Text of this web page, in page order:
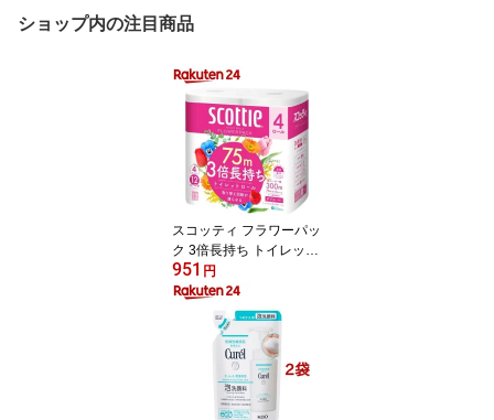
ショップ内の注目商品
スコッティ フラワーパッ
ク 3倍長持ち トイレット
ペーパー ダブル(75m×4
ロール)【3brnd-11】【D
reg063】【x9q】【2sh2
4】【スコッティ(SCOTT
IE)】[トイレットペーパ
951 円